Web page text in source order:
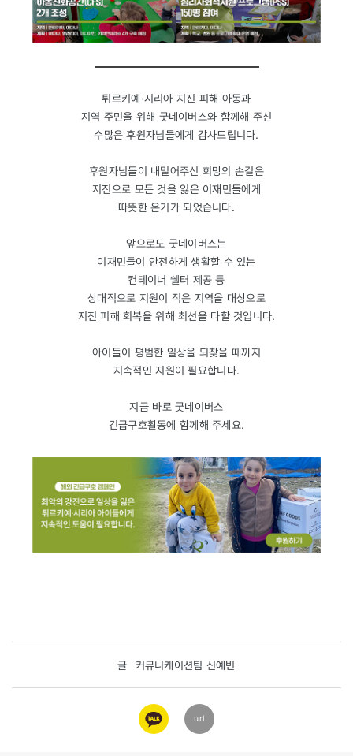
튀르키예·시리아 지진 피해 아동과
지역 주민을 위해 굿네이버스와 함께해 주신
수많은 후원자님들에게 감사드립니다.
후원자님들이 내밀어주신 희망의 손길은
지진으로 모든 것을 잃은 이재민들에게
따뜻한 온기가 되었습니다.
앞으로도 굿네이버스는
이재민들이 안전하게 생활할 수 있는
컨테이너 쉘터 제공 등
상대적으로 지원이 적은 지역을 대상으로
지진 피해 회복을 위해 최선을 다할 것입니다.
아이들이 평범한 일상을 되찾을 때까지
지속적인 지원이 필요합니다.
지금 바로 굿네이버스
긴급구호활동에 함께해 주세요.
글 커뮤니케이션팀 신예빈
카카오
링크
url